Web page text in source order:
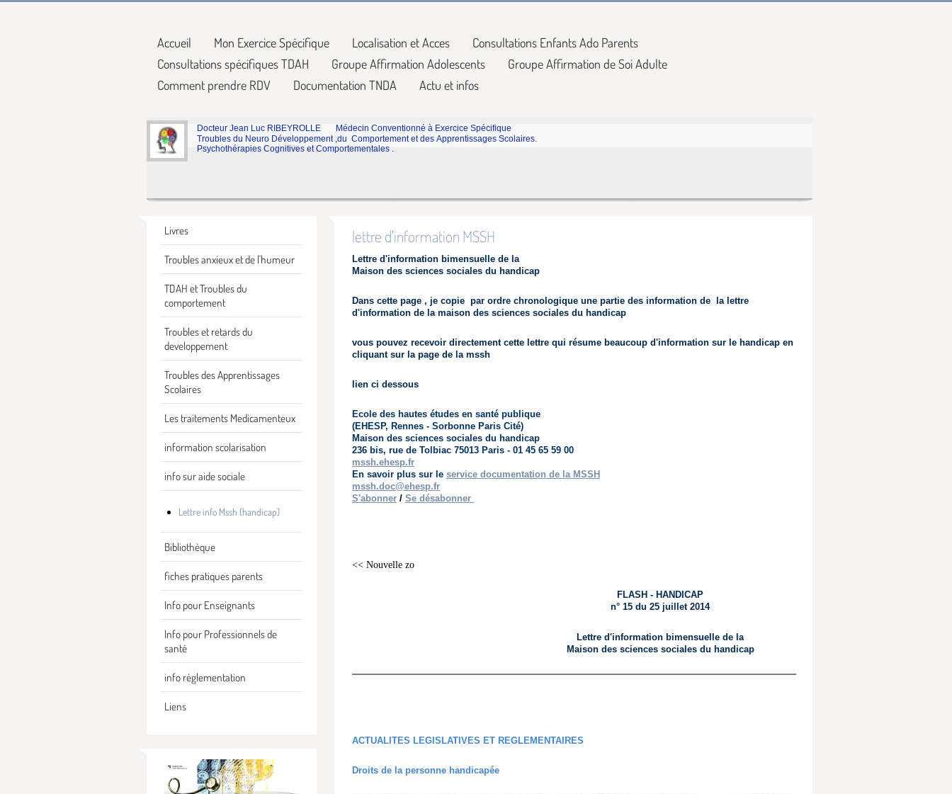
Accueil Mon Exercice Spécifique Localisation et Acces
Consultations Enfants Ado Parents
Consultations spécifiques TDAH
Groupe Affirmation Adolescents
Groupe Affirmation de Soi Adulte
Comment prendre RDV
Documentation TNDA Actu et infos
Docteur Jean Luc RIBEYROLLE Médecin Conventionné à Exercice Spécifique
Troubles du Neuro Développement ,du Comportement et des Apprentissages Scolaires.
Psychothérapies Cognitives et Comportementales .
Livres
Troubles anxieux et de l'humeur
TDAH et Troubles du
comportement
Troubles et retards du
developpement
Troubles des Apprentissages
Scolaires
Les traitements Medicamenteux
information scolarisation
info sur aide sociale
Lettre info Mssh (handicap)
Bibliothèque
fiches pratiques parents
Info pour Enseignants
Info pour Professionnels de
santé
info réglementation
Liens
lettre d'information MSSH
Lettre d'information bimensuelle de la
Maison des sciences sociales du handicap
Dans cette page , je copie par ordre chronologique une partie des information de la lettre
d'information de la maison des sciences sociales du handicap
vous pouvez recevoir directement cette lettre qui résume beaucoup d'information sur le handicap en
cliquant sur la page de la mssh
lien ci dessous
Ecole des hautes études en santé publique
(EHESP, Rennes - Sorbonne Paris Cité)
Maison des sciences sociales du handicap
236 bis, rue de Tolbiac 75013 Paris - 01 45 65 59 00
mssh.ehesp.fr
En savoir plus sur le service documentation de la MSSH
mssh.doc@ehesp.fr
S'abonner / Se désabonner
<< Nouvelle zo
FLASH - HANDICAP
n° 15 du 25 juillet 2014
Lettre d'information bimensuelle de la
Maison des sciences sociales du handicap
ACTUALITES LEGISLATIVES ET REGLEMENTAIRES
Droits de la personne handicapée